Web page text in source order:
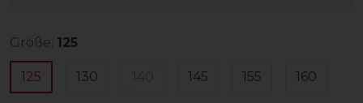
Größe: 125
125 130 145 155 160